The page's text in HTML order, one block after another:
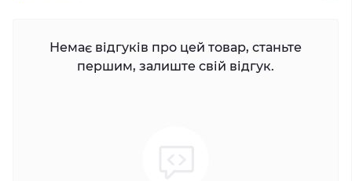
Немає відгуків про цей товар, станьте
першим, залиште свій відгук.